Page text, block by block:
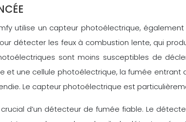
utilise un capteur photoélectrique,
détecter les feux à combustion lente, qui
sont moins susceptibles de
et une cellule photoélectrique, la fumée
Le capteur photoélectrique est
d’un détecteur de fumée fiable. Le